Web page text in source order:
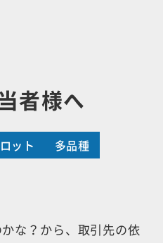
者様へ
ット
多品種
な？から、取引先の依